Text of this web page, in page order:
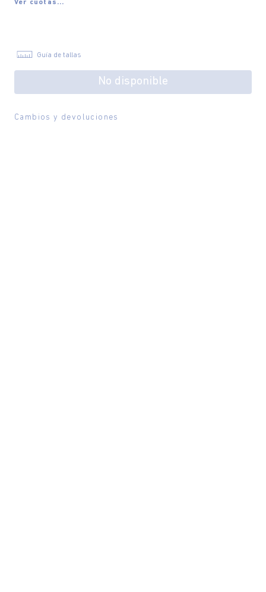
Ver cuotas...
Guía de tallas
No disponible
Cambios y devoluciones